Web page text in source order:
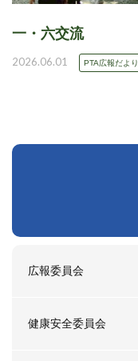
一・六交流
2026.06.01 PTA広報だより
広報委員会
健康安全委員会